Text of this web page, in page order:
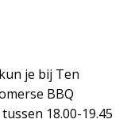
je bij Ten
BBQ
18.00-19.45